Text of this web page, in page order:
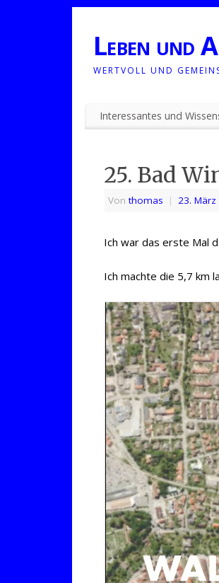
Leben und
WERTVOLL UND
Interessantes und
25. Bad
Vonthomas | 23. März
Ich war das erste Mal
Ich machte die 5,7 km